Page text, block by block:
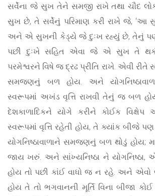
સર્વેના જે સુખ તેને સમજી રાખે તથા ચૌદ
સુખ છે, તે સર્વેનું પરિમાણ કરી રાખે જે,
અને એ સુખની કેડ્યે જે દુઃખ રહ્યું છે, તેનું પણ
પછી દુઃખે સહિત એવા જે એ સુખ તે થકી
પરમેશ્વરને વિષે જ દ્રઢ પ્રીતિ રાખે. એવી રીતે
સમજણનું બળ હોય. અને
સ્વરૂપમાં અખંડ વૃત્તિ રાખવી તેનું જ બળ
દેશકાળાદિકને યોગે કરીને કોઈક
સ્વરૂપમાં વૃત્તિ રહેતી હોય, તે ક્યાંક બીજે
યોગનિષ્ઠાવાળાને સમજણનું બળ થોડું હોય;
જાય ખરું. અને સાંખ્યનિષ્ઠા ને
હોય તો પછી કાંઈ વાધો જ ન રહે. અને
હોય તે તો ભગવાનની મૂર્તિ વિના બીજા કોઈ